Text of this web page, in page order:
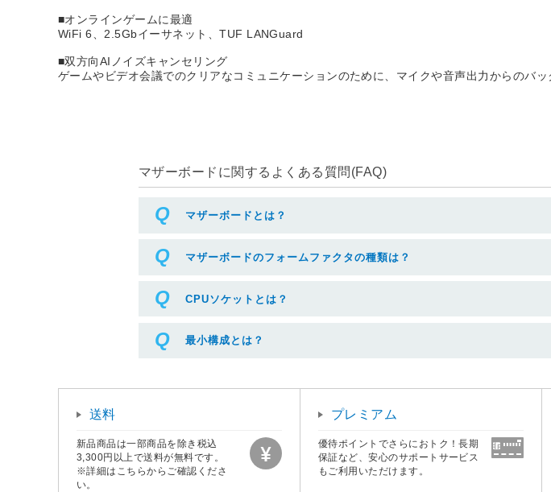
■オンラインゲームに最適
WiFi 6、2.5Gbイーサネット、TUF LANGuard
■双方向AIノイズキャンセリング
ゲームやビデオ会議でのクリアなコミュニケーションのために、マイクや音声出力からのバ
マザーボードに関するよくある質問(FAQ)
マザーボードとは？
マザーボードのフォームファクタの種類は？
CPUソケットとは？
最小構成とは？
送料
新品商品は一部商品を除き税込
3,300円以上で送料が無料です。
※詳細はこちらからご確認くださ
い。
プレミアム
優待ポイントでさらにおトク！長期
保証など、安心のサポートサービス
もご利用いただけます。